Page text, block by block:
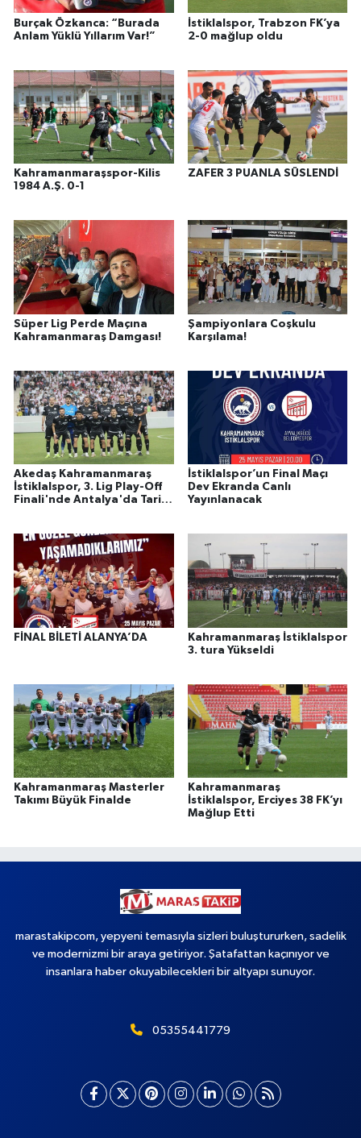
Burçak Özkanca: “Burada
Anlam Yüklü Yıllarım Var!”
İstiklalspor, Trabzon FK’ya
2-0 mağlup oldu
Kahramanmaraşspor-Kilis
1984 A.Ş. 0-1
ZAFER 3 PUANLA SÜSLENDİ
Süper Lig Perde Maçına
Kahramanmaraş Damgası!
Şampiyonlara Coşkulu
Karşılama!
Akedaş Kahramanmaraş
İstiklalspor, 3. Lig Play-Off
Finali'nde Antalya'da Tarih
İstiklalspor’un Final Maçı
Dev Ekranda Canlı
Yayınlanacak
FİNAL BİLETİ ALANYA’DA
Kahramanmaraş İstiklalspor
3. tura Yükseldi
Kahramanmaraş Masterler
Takımı Büyük Finalde
Kahramanmaraş
İstiklalspor, Erciyes 38 FK’yı
Mağlup Etti
marastakipcom, yepyeni temasıyla sizleri buluştururken, sadelik
ve modernizmi bir araya getiriyor. Şatafattan kaçınıyor ve
insanlara haber okuyabilecekleri bir altyapı sunuyor.
05355441779